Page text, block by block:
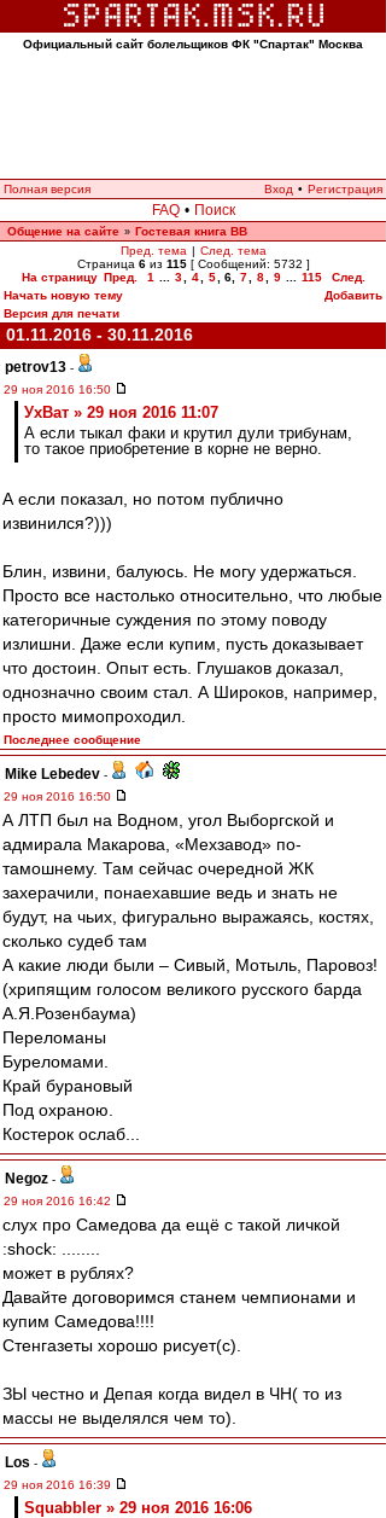
Официальный сайт болельщиков ФК "Спартак" Москва
Полная версия Вход • Регистрация
FAQ • Поиск
Общение на сайте » Гостевая книга ВВ
Пред. тема | След. тема
Страница 6из 115[ Сообщений: 5732 ]
На страницу Пред. 1 3 4 5 6, 7 8 9 115
След.
Начать новую тему
Добавить
Версия для печати
01.11.2016 - 30.11.2016
petrov13 -
29 ноя 2016 16:50
УхВат » 29 ноя 2016 11:07
А если тыкал факи и крутил дули трибунам,
то такое приобретение в корне не верно.
А если показал, но потом публично
извинился?)))
Блин, извини, балуюсь. Не могу удержаться.
Просто все настолько относительно, что любые
категоричные суждения по этому поводу
излишни. Даже если купим, пусть доказывает
что достоин. Опыт есть. Глушаков доказал,
однозначно своим стал. А Широков, например,
просто мимопроходил.
Последнее сообщение
Mike Lebedev -
29 ноя 2016 16:50
А ЛТП был на Водном, угол Выборгской и
адмирала Макарова, «Мехзавод» по-
тамошнему. Там сейчас очередной ЖК
захерачили, понаехавшие ведь и знать не
будут, на чьих, фигурально выражаясь, костях,
сколько судеб там
А какие люди были – Сивый, Мотыль, Паровоз!
(хрипящим голосом великого русского барда
А.Я.Розенбаума)
Переломаны
Буреломами.
Край бурановый
Под охраною.
Костерок ослаб...
Negoz -
29 ноя 2016 16:42
слух про Самедова да ещё с такой личкой
:shock: ........
может в рублях?
Давайте договоримся станем чемпионами и
купим Самедова!!!!
Стенгазеты хорошо рисует(с).
ЗЫ честно и Депая когда видел в ЧН( то из
массы не выделялся чем то).
Los -
29 ноя 2016 16:39
Squabbler » 29 ноя 2016 16:06